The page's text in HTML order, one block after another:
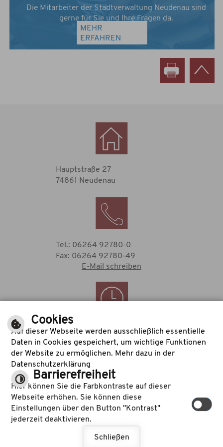
Die Mitarbeiter der Stadtverwaltung Neudenau sind
gerne für Sie und Ihre Fragen da.
MEHR
ERFAHREN
Hauptstraße 27
74861 Neudenau
Tel.: 06264 92780-0
Fax: 06264 92780-49
E-Mail schreiben
Zu den Öffnungszeiten
des Rathauses
©cm city media GmbH
Inhalt|Impressum|
Datenschutzerklärung |Barrierefreiheit
Cookies
Auf dieser Webseite werden ausschließlich essentielle
Daten in Cookies gespeichert, um wichtige Funktionen
der Website zu ermöglichen. Mehr dazu in der
Datenschutzerklärung
Barrierefreiheit
Hier können Sie die Farbkontraste auf dieser
Webseite erhöhen. Sie können diese
Einstellungen über den Button "Kontrast"
jederzeit deaktivieren.
Schließen